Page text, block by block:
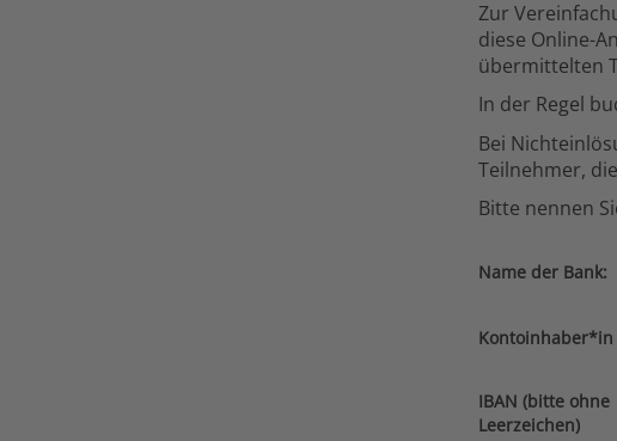
Zur
diese Online-
übermittelten
In der Regel
Bei
Teilnehmer,
Bitte nennen
Name der Bank:
Kontoinhaber*in
IBAN (bitte ohne
Leerzeichen)